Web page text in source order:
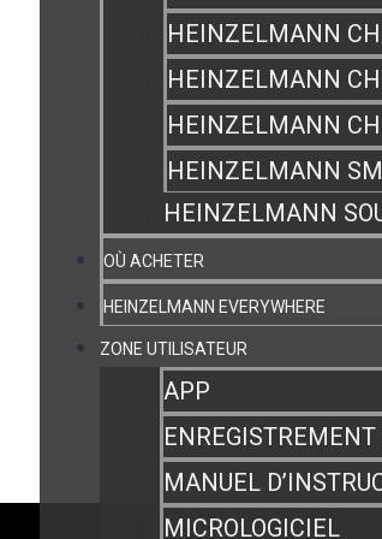
HEINZELMANN
HEINZELMANN
HEINZELMANN
HEINZELMANN
HEINZELMANN
OÙ ACHETER
HEINZELMANN EVERYWHERE
ZONE UTILISATEUR
APP
ENREGISTREMENT
MANUEL
MICROLOGICIEL